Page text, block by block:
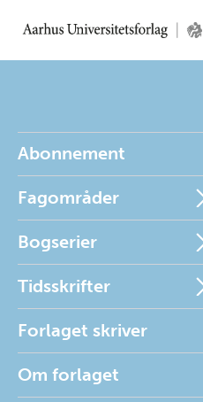
Abonnement
Fagområder
Bogserier
Tidsskrifter
Forlaget skriver
Om forlaget